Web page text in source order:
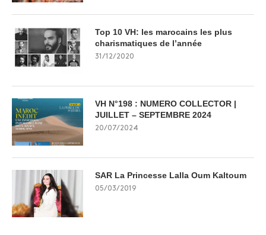
Top 10 VH: les marocains les plus
charismatiques de l’année
31/12/2020
VH N°198 : NUMERO COLLECTOR |
JUILLET – SEPTEMBRE 2024
20/07/2024
SAR La Princesse Lalla Oum Kaltoum
05/03/2019